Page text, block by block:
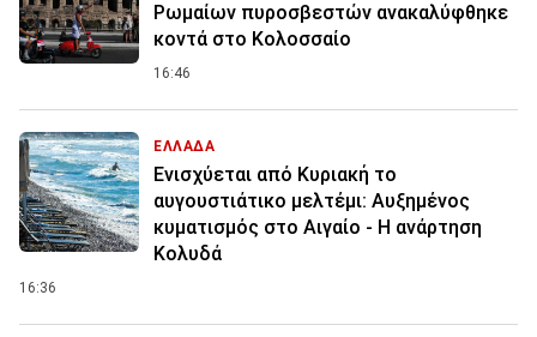
Ρωμαίων πυροσβεστών ανακαλύφθηκε
κοντά στο Κολοσσαίο
16:46
ΕΛΛΑΔΑ
Ενισχύεται από Κυριακή το
αυγουστιάτικο μελτέμι: Αυξημένος
κυματισμός στο Αιγαίο - Η ανάρτηση
Κολυδά
16:36